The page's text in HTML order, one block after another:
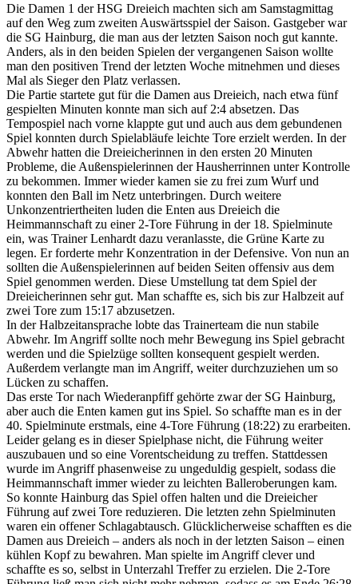
Die Damen 1 der HSG Dreieich machten sich am Samstagmittag
auf den Weg zum zweiten Auswärtsspiel der Saison. Gastgeber war
die SG Hainburg, die man aus der letzten Saison noch gut kannte.
Anders, als in den beiden Spielen der vergangenen Saison wollte
man den positiven Trend der letzten Woche mitnehmen und dieses
Mal als Sieger den Platz verlassen.
Die Partie startete gut für die Damen aus Dreieich, nach etwa fünf
gespielten Minuten konnte man sich auf 2:4 absetzen. Das
Tempospiel nach vorne klappte gut und auch aus dem gebundenen
Spiel konnten durch Spielabläufe leichte Tore erzielt werden. In der
Abwehr hatten die Dreieicherinnen in den ersten 20 Minuten
Probleme, die Außenspielerinnen der Hausherrinnen unter Kontrolle
zu bekommen. Immer wieder kamen sie zu frei zum Wurf und
konnten den Ball im Netz unterbringen. Durch weitere
Unkonzentriertheiten luden die Enten aus Dreieich die
Heimmannschaft zu einer 2-Tore Führung in der 18. Spielminute
ein, was Trainer Lenhardt dazu veranlasste, die Grüne Karte zu
legen. Er forderte mehr Konzentration in der Defensive. Von nun an
sollten die Außenspielerinnen auf beiden Seiten offensiv aus dem
Spiel genommen werden. Diese Umstellung tat dem Spiel der
Dreieicherinnen sehr gut. Man schaffte es, sich bis zur Halbzeit auf
zwei Tore zum 15:17 abzusetzen.
In der Halbzeitansprache lobte das Trainerteam die nun stabile
Abwehr. Im Angriff sollte noch mehr Bewegung ins Spiel gebracht
werden und die Spielzüge sollten konsequent gespielt werden.
Außerdem verlangte man im Angriff, weiter durchzuziehen um so
Lücken zu schaffen.
Das erste Tor nach Wiederanpfiff gehörte zwar der SG Hainburg,
aber auch die Enten kamen gut ins Spiel. So schaffte man es in der
40. Spielminute erstmals, eine 4-Tore Führung (18:22) zu erarbeiten.
Leider gelang es in dieser Spielphase nicht, die Führung weiter
auszubauen und so eine Vorentscheidung zu treffen. Stattdessen
wurde im Angriff phasenweise zu ungeduldig gespielt, sodass die
Heimmannschaft immer wieder zu leichten Balleroberungen kam.
So konnte Hainburg das Spiel offen halten und die Dreieicher
Führung auf zwei Tore reduzieren. Die letzten zehn Spielminuten
waren ein offener Schlagabtausch. Glücklicherweise schafften es die
Damen aus Dreieich – anders als noch in der letzten Saison – einen
kühlen Kopf zu bewahren. Man spielte im Angriff clever und
schaffte es so, selbst in Unterzahl Treffer zu erzielen. Die 2-Tore